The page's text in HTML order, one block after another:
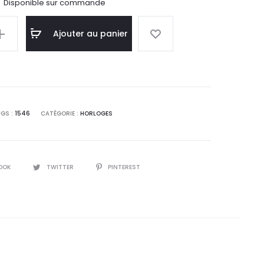
Disponible sur commande
Ajouter au panier
: 1546 CATÉGORIE : HORLOGES
TWITTER PINTEREST